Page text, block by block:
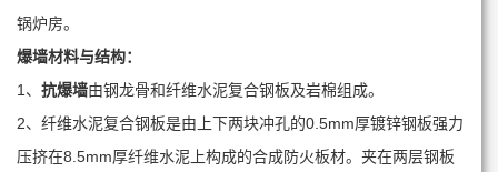
锅炉房。
爆墙材料与结构：
1、 抗爆墙由钢龙骨和纤维水泥复合钢板及岩棉组成。
2、纤维水泥复合钢板是由上下两块冲孔的0.5mm厚镀锌钢板强力
压挤在8.5mm厚纤维水泥上构成的合成防火板材。夹在两层钢板